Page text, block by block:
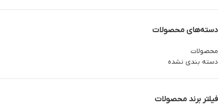
دسته‌های محصولات
محصولات
دسته بندی نشده
فیلتر برند محصولات